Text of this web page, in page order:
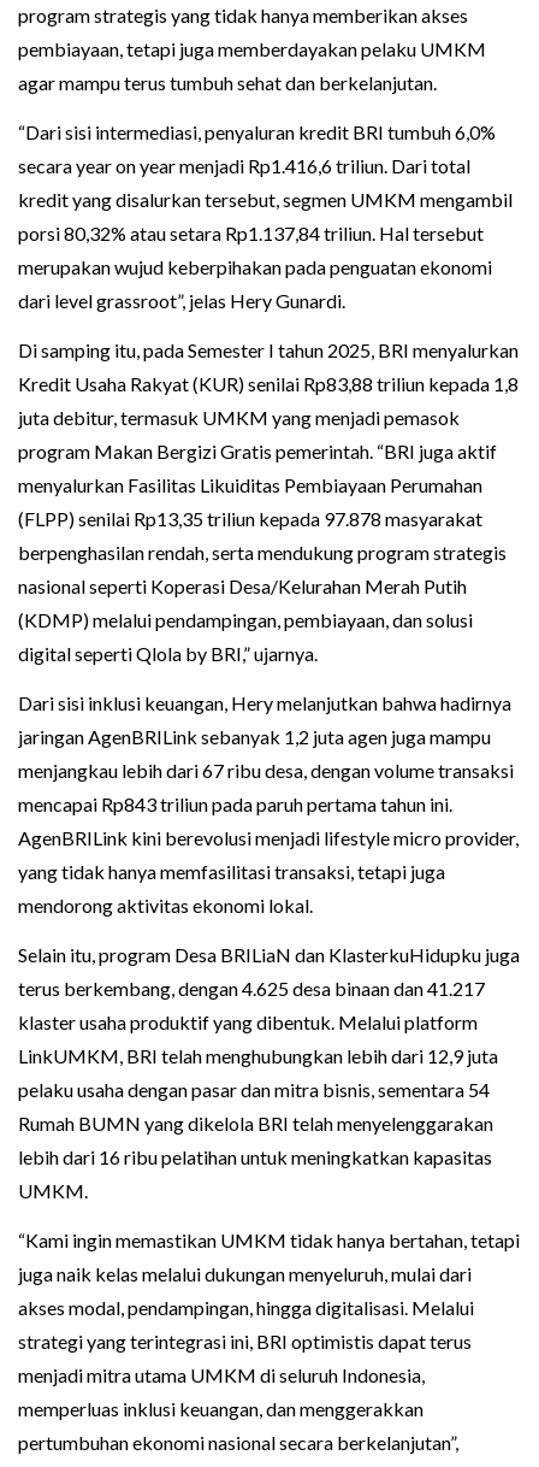
program strategis yang tidak hanya memberikan akses
pembiayaan, tetapi juga memberdayakan pelaku UMKM
agar mampu terus tumbuh sehat dan berkelanjutan.
“Dari sisi intermediasi, penyaluran kredit BRI tumbuh 6,0%
secara year on year menjadi Rp1.416,6 triliun. Dari total
kredit yang disalurkan tersebut, segmen UMKM mengambil
porsi 80,32% atau setara Rp1.137,84 triliun. Hal tersebut
merupakan wujud keberpihakan pada penguatan ekonomi
dari level grassroot”, jelas Hery Gunardi.
Di samping itu, pada Semester I tahun 2025, BRI menyalurkan
Kredit Usaha Rakyat (KUR) senilai Rp83,88 triliun kepada 1,8
juta debitur, termasuk UMKM yang menjadi pemasok
program Makan Bergizi Gratis pemerintah. “BRI juga aktif
menyalurkan Fasilitas Likuiditas Pembiayaan Perumahan
(FLPP) senilai Rp13,35 triliun kepada 97.878 masyarakat
berpenghasilan rendah, serta mendukung program strategis
nasional seperti Koperasi Desa/Kelurahan Merah Putih
(KDMP) melalui pendampingan, pembiayaan, dan solusi
digital seperti Qlola by BRI,” ujarnya.
Dari sisi inklusi keuangan, Hery melanjutkan bahwa hadirnya
jaringan AgenBRILink sebanyak 1,2 juta agen juga mampu
menjangkau lebih dari 67 ribu desa, dengan volume transaksi
mencapai Rp843 triliun pada paruh pertama tahun ini.
AgenBRILink kini berevolusi menjadi lifestyle micro provider,
yang tidak hanya memfasilitasi transaksi, tetapi juga
mendorong aktivitas ekonomi lokal.
Selain itu, program Desa BRILiaN dan KlasterkuHidupku juga
terus berkembang, dengan 4.625 desa binaan dan 41.217
klaster usaha produktif yang dibentuk. Melalui platform
LinkUMKM, BRI telah menghubungkan lebih dari 12,9 juta
pelaku usaha dengan pasar dan mitra bisnis, sementara 54
Rumah BUMN yang dikelola BRI telah menyelenggarakan
lebih dari 16 ribu pelatihan untuk meningkatkan kapasitas
UMKM.
“Kami ingin memastikan UMKM tidak hanya bertahan, tetapi
juga naik kelas melalui dukungan menyeluruh, mulai dari
akses modal, pendampingan, hingga digitalisasi. Melalui
strategi yang terintegrasi ini, BRI optimistis dapat terus
menjadi mitra utama UMKM di seluruh Indonesia,
memperluas inklusi keuangan, dan menggerakkan
pertumbuhan ekonomi nasional secara berkelanjutan”,